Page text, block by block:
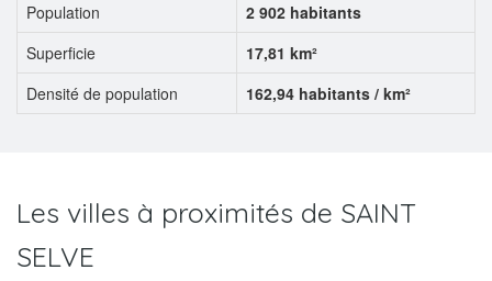
Population
2 902 habitants
Superficie
17,81 km²
Densité de population
162,94 habitants / km²
Les villes à proximités de SAINT
SELVE